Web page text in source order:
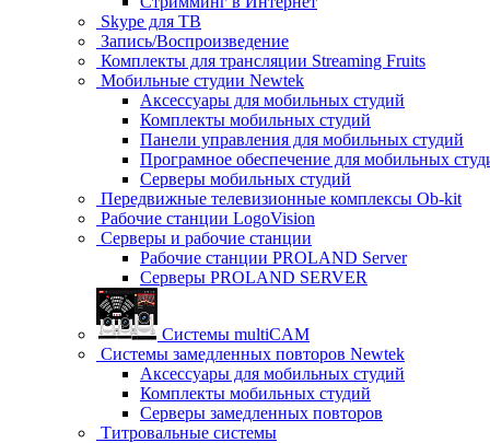
Skype для ТВ
Запись/Воспроизведение
Комплекты для трансляции Streaming Fruits
Мобильные студии Newtek
Аксессуары для мобильных студий
Комплекты мобильных студий
Панели управления для мобильных студий
Програмное обеспечение для мобильных
Серверы мобильных студий
Передвижные телевизионные комплексы Ob-kit
Рабочие станции LogoVision
Серверы и рабочие станции
Рабочие станции PROLAND Server
Серверы PROLAND SERVER
Системы multiCAM
Системы замедленных повторов Newtek
Аксессуары для мобильных студий
Комплекты мобильных студий
Серверы замедленных повторов
Титровальные системы